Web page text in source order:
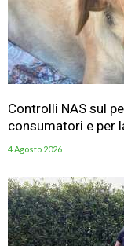
Controlli NAS sul
consumatori e per
4 Agosto 2026